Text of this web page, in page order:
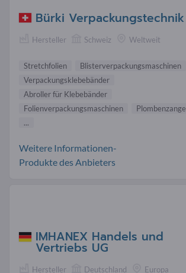
Bürki Verpackungstechnik
Hersteller Schweiz Weltweit
Stretchfolien
Blisterverpackungsmaschinen
Verpackungsklebebänder
Abroller für Klebebänder
Folienverpackungsmaschinen
...
Weitere Informationen-
Produkte des Anbieters
IMHANEX Handels und
Vertriebs UG
Hersteller Deutschland Europa